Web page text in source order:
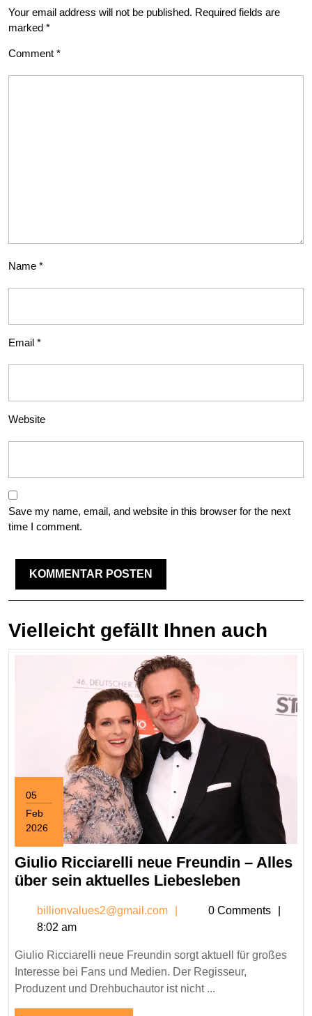
Your email address will not be published. Required fields are
marked *
Comment *
Name *
Email *
Website
Save my name, email, and website in this browser for the next
time I comment.
Vielleicht gefällt Ihnen auch
05
Feb
2026
February
5,
2026
Giulio Ricciarelli neue Freundin – Alles
über sein aktuelles Liebesleben
neue
–
Alles
billionvalues2@gmail.com
0 Comments
8:02 am
Giulio Ricciarelli neue Freundin sorgt aktuell für großes
Interesse bei Fans und Medien. Der Regisseur,
Produzent und Drehbuchautor ist nicht ...